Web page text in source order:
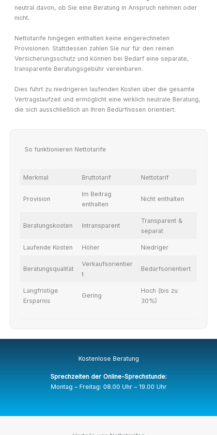
neutral davon, ob Sie eine Beratung in Anspruch nehmen oder
nicht.
Nettotarife hingegen enthalten keine eingerechneten
Provisionen. Stattdessen zahlen Sie nur für den reinen
Versicherungsschutz und können bei Bedarf eine separate,
transparente Beratungsgebühr vereinbaren.
Dies führt zu niedrigeren laufenden Kosten über die gesamte
Vertragslaufzeit und ermöglicht eine wirklich neutrale Beratung,
die sich ausschließlich an Ihren Bedürfnissen orientiert.
So funktionieren Nettotarife
Merkmal Bruttotarif Nettotarif
Provision
Im Beitrag
enthalten
Nicht enthalten
Beratungskosten Intransparent
Transparent &
separat
Laufende Kosten Höher Niedriger
Beratungsqualität
Verkaufsorientier
t
Bedarfsorientiert
Langfristige
Ersparnis
Gering
Hoch (bis zu
30%)
Kostenlose Beratung
Sprechzeiten der Online-Sprechstunde:
Montag – Freitag: 08.00 Uhr – 19.00 Uhr